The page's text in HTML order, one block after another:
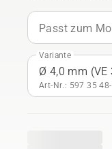
Passt zum
Variante
Ø 4,0 mm (VE
Art-Nr.: 597 35